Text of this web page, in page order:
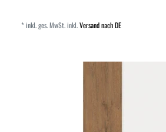
*inkl. ges. MwSt.inkl.Versand nach DE